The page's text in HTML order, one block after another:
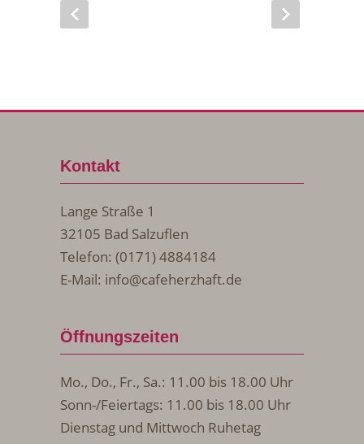
Kontakt
Lange Straße 1
32105 Bad Salzuflen
Telefon: (0171) 4884184
E-Mail: info@cafeherzhaft.de
Öffnungszeiten
Mo., Do., Fr., Sa.: 11.00 bis 18.00 Uhr
Sonn-/Feiertags: 11.00 bis 18.00 Uhr
Dienstag und Mittwoch Ruhetag